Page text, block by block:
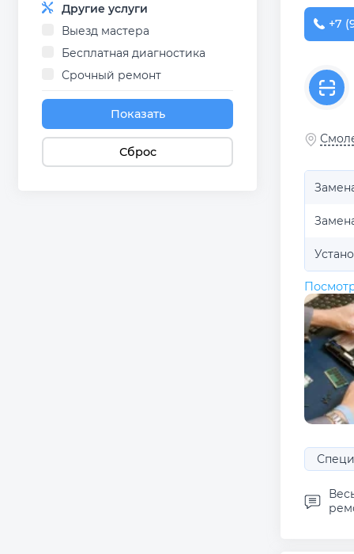
Другие услуги
Выезд мастера
Бесплатная диагностика
Срочный ремонт
Показать
Сброс
+7